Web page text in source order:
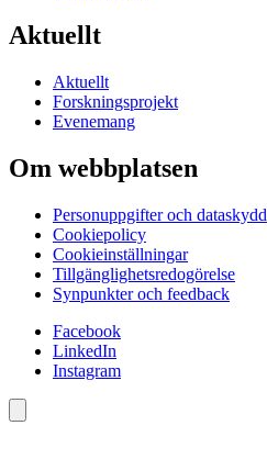
Aktuellt
Aktuellt
Forskningsprojekt
Evenemang
Om webbplatsen
Personuppgifter och dataskydd
Cookiepolicy
Cookieinställningar
Tillgänglighetsredogörelse
Synpunkter och feedback
Facebook
LinkedIn
Instagram